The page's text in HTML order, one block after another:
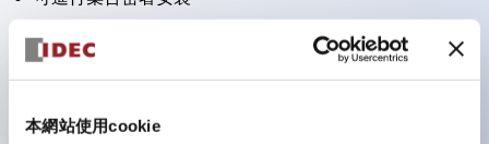
本網站使用cookie
附鎖選擇開關採用高安全性的彈子鎖結構
防護結構為IP65（IEC60529）